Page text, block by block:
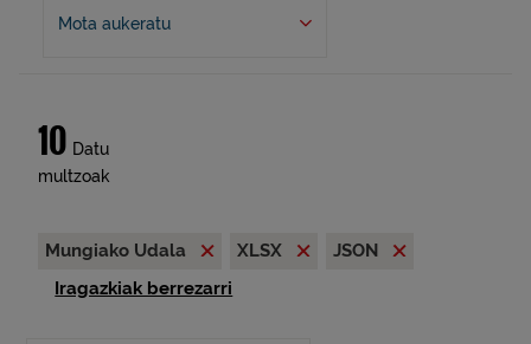
Mota aukeratu
10 Datu
multzoak
Mungiako Udala XLSX
JSON
Iragazkiak berrezarri